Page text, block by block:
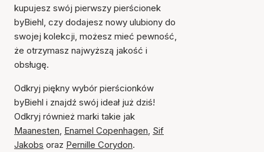
kupujesz swój pierwszy pierścionek
byBiehl, czy dodajesz nowy ulubiony do
swojej kolekcji, możesz mieć pewność,
że otrzymasz najwyższą jakość i
obsługę.
Odkryj piękny wybór pierścionków
byBiehl i znajdź swój ideał już dziś!
Odkryj również marki takie jak
Maanesten, Enamel Copenhagen, Sif
Jakobs oraz Pernille Corydon.